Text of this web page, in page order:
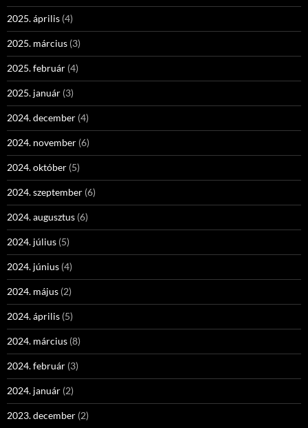
2025. április (4)
2025. március (3)
2025. február (4)
2025. január (3)
2024. december (4)
2024. november (6)
2024. október (5)
2024. szeptember (6)
2024. augusztus (6)
2024. július (5)
2024. június (4)
2024. május (2)
2024. április (5)
2024. március (8)
2024. február (3)
2024. január (2)
2023. december (2)